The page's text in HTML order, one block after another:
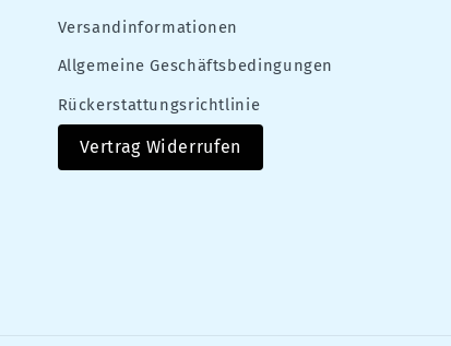
Versandinformationen
Allgemeine Geschäftsbedingungen
Rückerstattungsrichtlinie
Vertrag Widerrufen